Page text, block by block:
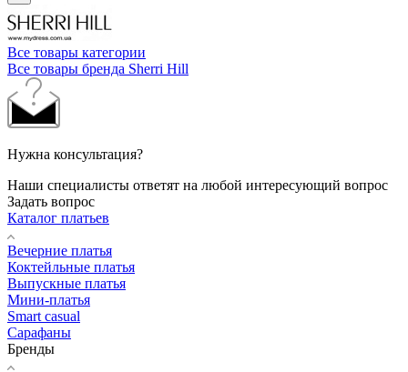
Все товары категории
Все товары бренда Sherri Hill
Нужна консультация?
Наши специалисты ответят на любой интересующий вопрос
Задать вопрос
Каталог платьев
Вечерние платья
Коктейльные платья
Выпускные платья
Мини-платья
Smart casual
Сарафаны
Бренды